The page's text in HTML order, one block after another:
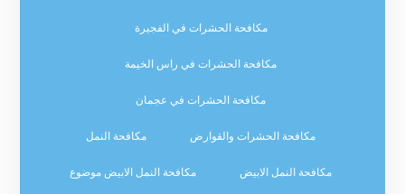
مكافحة الحشرات في الفجيرة
مكافحة الحشرات في راس الخيمة
مكافحة الحشرات في عجمان
مكافحة الحشرات والقوارض مكافحة النمل
مكافحة النمل الابيض مكافحة النمل الابيض موضوع